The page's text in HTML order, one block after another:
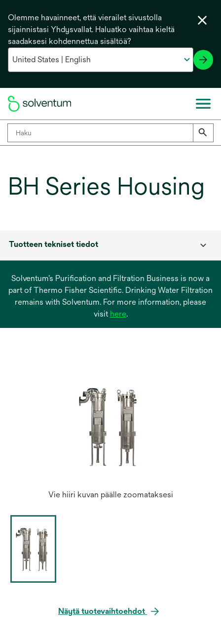
Olemme havainneet, että vierailet sivustolla
sijainnistasi Yhdysvallat. Haluatko vaihtaa kieltä
saadaksesi kohdennettua sisältöä?
BH Series Housing
Tuotteen tekniset tiedot
Solventum’s Purification and Filtration Business is now a
part of Thermo Fisher Scientific. Drinking Water Filtration
remains with Solventum. For more information, please
visit hereopens
.
Vie hiiri kuvan päälle zoomataksesi
Näytä tuotevaihtoehdot